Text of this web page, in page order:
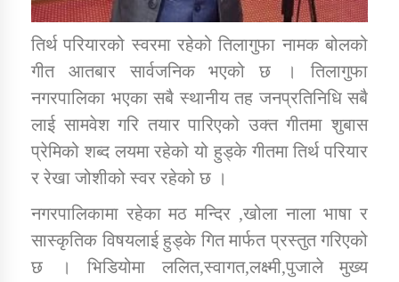
कार्यक्रम कार्यान्वयन एकाई जुम्लाको सुचना
तिर्थ परियारको स्वरमा रहेको तिलागुफा नामक बोलको
गीत आतबार सार्वजनिक भएको छ । तिलागुफा
नगरपालिका भएका सबै स्थानीय तह जनप्रतिनिधि सबै
लाई सामवेश गरि तयार पारिएको उक्त गीतमा शुबास
प्रेमिको शब्द लयमा रहेको यो हुड्के गीतमा तिर्थ परियार
र रेखा जोशीको स्वर रहेको छ ।
नगरपालिकामा रहेका मठ मन्दिर ,खोला नाला भाषा र
सास्कृतिक विषयलाई हुड्के गित मार्फत प्रस्तुत गरिएको
छ । भिडियोमा ललित,स्वागत,लक्ष्मी,पुजाले मुख्य